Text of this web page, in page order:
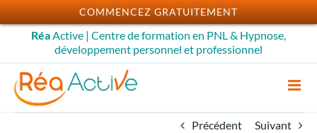
Passer
au
contenu
RéaActive | Centre de formation en PNL & Hypnose,
développement personnel et professionnel
Précédent Suivant
COMMENCEZ GRATUITEMENT